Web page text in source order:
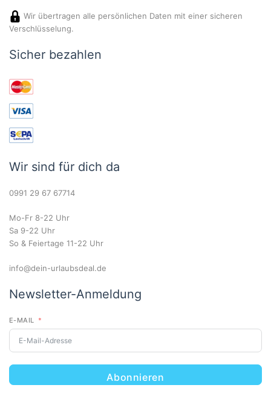
Wir übertragen alle persönlichen Daten mit einer sicheren
Verschlüsselung.
Sicher bezahlen
Wir sind für dich da
0991 29 67 67714
Mo-Fr 8-22 Uhr
Sa 9-22 Uhr
So & Feiertage 11-22 Uhr
info@dein-urlaubsdeal.de
Newsletter-Anmeldung
E-MAIL
Abonnieren